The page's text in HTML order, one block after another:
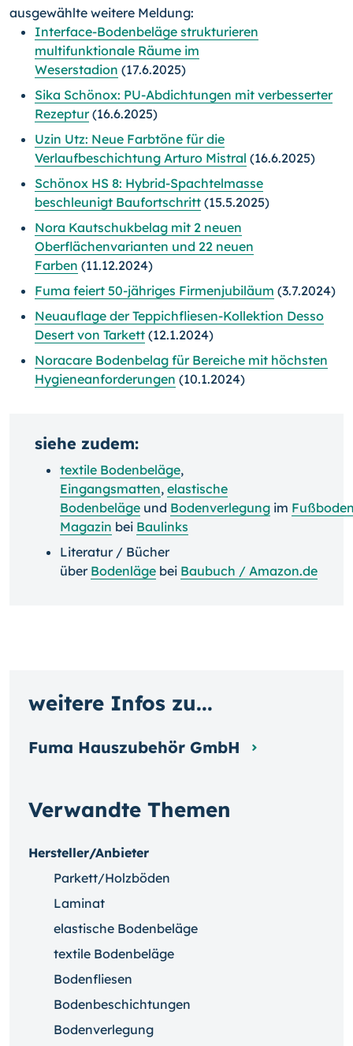
ausgewählte weitere Meldung:
Interface-Bodenbeläge strukturieren
multifunktionale Räume im
Weserstadion (17.6.2025)
Sika Schönox: PU-Abdichtungen mit verbesserter
Rezeptur(16.6.2025)
Uzin Utz: Neue Farbtöne für die
Verlaufbeschichtung Arturo Mistral (16.6.2025)
Schönox HS 8: Hybrid-Spachtelmasse
beschleunigt Baufortschritt (15.5.2025)
Nora Kautschukbelag mit 2 neuen
Oberflächenvarianten und 22 neuen
Farben (11.12.2024)
Fuma feiert 50-jähriges Firmenjubiläum (3.7.2024)
Neuauflage der Teppichfliesen-Kollektion Desso
Desert von Tarkett (12.1.2024)
Noracare Bodenbelag für Bereiche mit höchsten
Hygieneanforderungen (10.1.2024)
siehe zudem:
textile Bodenbeläge,
Eingangsmatten, elastische
Bodenbeläge und Bodenverlegung im
Magazin bei Baulinks
Literatur / Bücher
über Bodenläge bei Baubuch / Amazon.de
Verwandte Themen
Hersteller/Anbieter
Parkett/Holzböden
Laminat
elastische Bodenbeläge
textile Bodenbeläge
Bodenfliesen
Bodenbeschichtungen
Bodenverlegung
weitere Infos zu...
Fuma Hauszubehör GmbH